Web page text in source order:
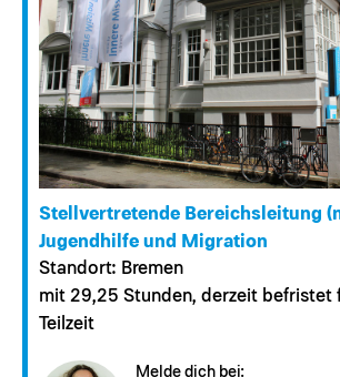
Stellvertretende Bereichsleitung
Jugendhilfe und Migration
Standort: Bremen
mit 29,25 Stunden, derzeit befristet
Teilzeit
Melde dich bei: